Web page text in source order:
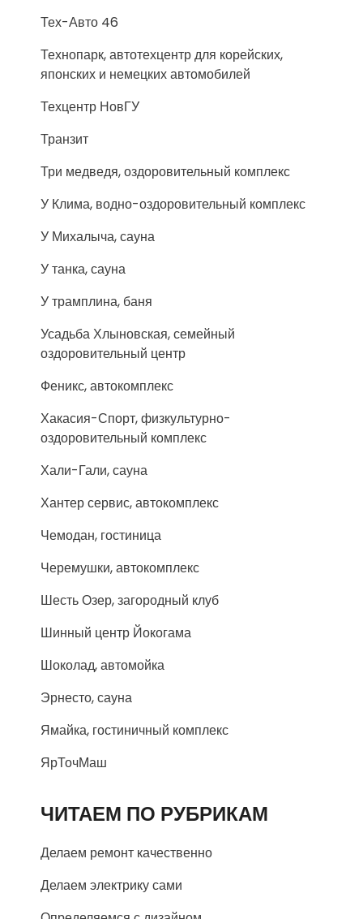
Тех-Авто 46
Технопарк, автотехцентр для корейских,
японских и немецких автомобилей
Техцентр НовГУ
Транзит
Три медведя, оздоровительный комплекс
У Клима, водно-оздоровительный комплекс
У Михалыча, сауна
У танка, сауна
У трамплина, баня
Усадьба Хлыновская, семейный
оздоровительный центр
Феникс, автокомплекс
Хакасия-Спорт, физкультурно-
оздоровительный комплекс
Хали-Гали, сауна
Хантер сервис, автокомплекс
Чемодан, гостиница
Черемушки, автокомплекс
Шесть Озер, загородный клуб
Шинный центр Йокогама
Шоколад, автомойка
Эрнесто, сауна
Ямайка, гостиничный комплекс
ЯрТочМаш
ЧИТАЕМ ПО РУБРИКАМ
Делаем ремонт качественно
Делаем электрику сами